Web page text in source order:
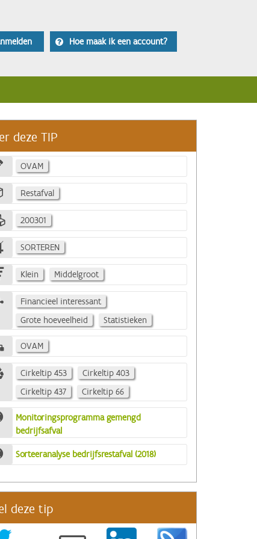
Hoe maak ik een account?
deze TIP
OVAM
Restafval
200301
SORTEREN
Klein Middelgroot
Financieel interessant
Grote hoeveelheid
Statistieken
OVAM
Cirkeltip 453
Cirkeltip 403
Cirkeltip 437
Cirkeltip 66
Monitoringsprogramma gemengd
bedrijfsafval
Sorteeranalyse bedrijfsrestafval (2018)
deze tip